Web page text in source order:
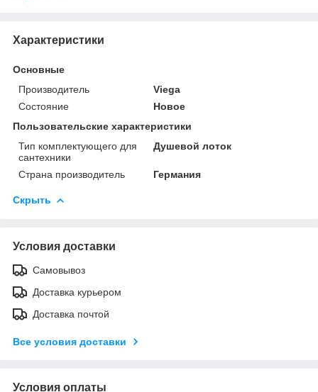
Характеристики
Основные
Производитель
Viega
Состояние
Новое
Пользовательские характеристики
Тип комплектующего для
сантехники
Душевой лоток
Страна производитель Германия
Скрыть
Условия доставки
Самовывоз
Доставка курьером
Доставка почтой
Все условия доставки
Условия оплаты